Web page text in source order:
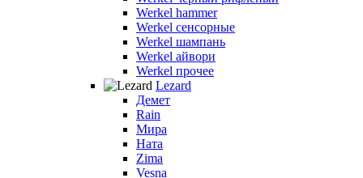
Werkel hammer
Werkel сенсорные
Werkel шампань
Werkel айвори
Werkel прочее
Lezard
Демет
Rain
Мира
Ната
Zima
Vesna